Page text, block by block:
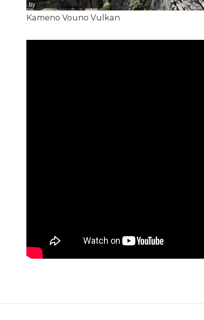
by bPlugins
Kameno Vouno Vulkan